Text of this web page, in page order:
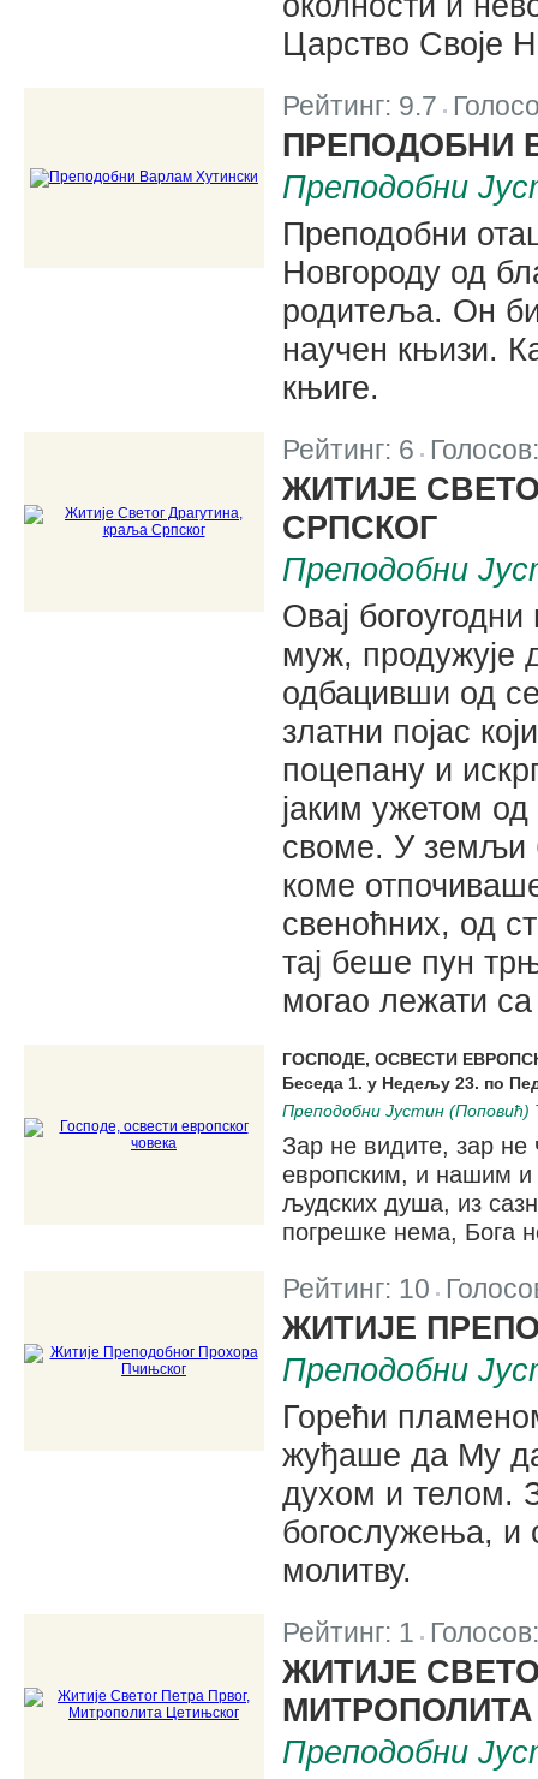
Царство Своје
Рейтинг: 9.7
ПРЕПОДОБНИ
Преподобни
Преподобни
Новгороду од
родитеља. Он
научен књизи.
књиге.
Рейтинг: 6
ЖИТИЈЕ
СРПСКОГ
Преподобни
Овај
муж, продужује
одбацивши од
златни појас
поцепану и
јаким ужетом
своме. У земљи
коме
свеноћних, од
тај беше пун
могао лежати
ГОСПОДЕ, ОСВЕСТИ
Беседа 1. у Недељу 23. по
Преподобни Јустин (Поповић)
Зар не видите, зар
европским, и нашим и
људских душа, из
погрешке нема, Бога
Рейтинг: 10
ЖИТИЈЕ
Преподобни
Горећи
жуђаше да My
духом и телом.
богослужења, и
молитву.
Рейтинг: 1
ЖИТИЈЕ
Преподобни